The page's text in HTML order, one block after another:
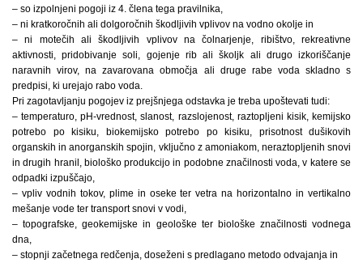
– so izpolnjeni pogoji iz 4. člena tega pravilnika,
– ni kratkoročnih ali dolgoročnih škodljivih vplivov na vodno okolje in
– ni motečih ali škodljivih vplivov na čolnarjenje, ribištvo, rekreativne
aktivnosti, pridobivanje soli, gojenje rib ali školjk ali drugo izkoriščanje
naravnih virov, na zavarovana območja ali druge rabe voda skladno s
predpisi, ki urejajo rabo voda.
Pri zagotavljanju pogojev iz prejšnjega odstavka je treba upoštevati tudi:
– temperaturo, pH-vrednost, slanost, razslojenost, raztopljeni kisik, kemijsko
potrebo po kisiku, biokemijsko potrebo po kisiku, prisotnost dušikovih
organskih in anorganskih spojin, vključno z amoniakom, neraztopljenih snovi
in drugih hranil, biološko produkcijo in podobne značilnosti voda, v katere se
odpadki izpuščajo,
– vpliv vodnih tokov, plime in oseke ter vetra na horizontalno in vertikalno
mešanje vode ter transport snovi v vodi,
– topografske, geokemijske in geološke ter biološke značilnosti vodnega
dna,
– stopnji začetnega redčenja, doseženi s predlagano metodo odvajanja in